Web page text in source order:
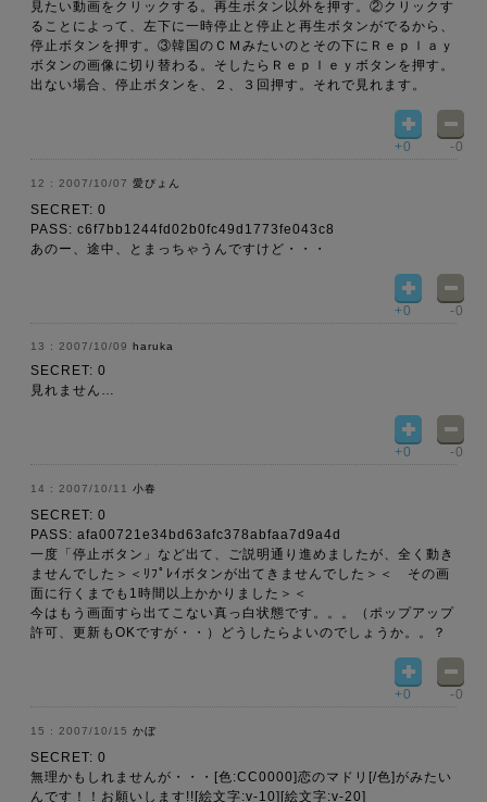
見たい動画をクリックする。再生ボタン以外を押す。②クリックす
ることによって、左下に一時停止と停止と再生ボタンがでるから、
停止ボタンを押す。③韓国のＣＭみたいのとその下にＲｅｐｌａｙ
ボタンの画像に切り替わる。そしたらＲｅｐｌｅｙボタンを押す。
出ない場合、停止ボタンを、２、３回押す。それで見れます。
+0 -0
2007/10/07 愛ぴょん
SECRET: 0
PASS: c6f7bb1244fd02b0fc49d1773fe043c8
あのー、途中、とまっちゃうんですけど・・・
+0 -0
2007/10/09 haruka
SECRET: 0
見れません…
+0 -0
2007/10/11 小春
SECRET: 0
PASS: afa00721e34bd63afc378abfaa7d9a4d
一度「停止ボタン」など出て、ご説明通り進めましたが、全く動き
ませんでした＞＜ﾘﾌﾟﾚｲボタンが出てきませんでした＞＜ その画
面に行くまでも1時間以上かかりました＞＜
今はもう画面すら出てこない真っ白状態です。。。（ポップアップ
許可、更新もOKですが・・）どうしたらよいのでしょうか。。？
+0 -0
2007/10/15 かぼ
SECRET: 0
無理かもしれませんが・・・[色:CC0000]恋のマドリ[/色]がみたい
んです！！お願いします!![絵文字:v-10][絵文字:v-20]